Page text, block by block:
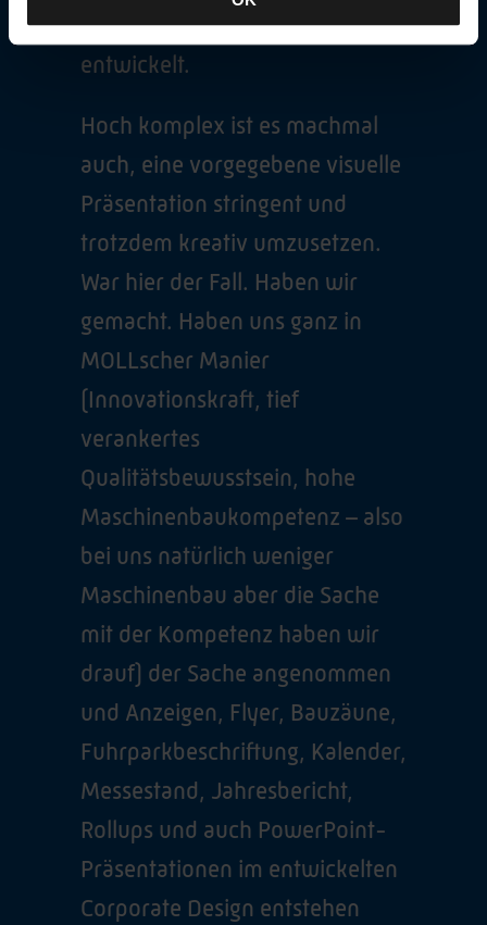
und Automatisierungslösungen
entwickelt.
Hoch komplex ist es machmal
auch, eine vorgegebene visuelle
Präsentation stringent und
trotzdem kreativ umzusetzen.
War hier der Fall. Haben wir
gemacht. Haben uns ganz in
MOLLscher Manier
(Innovationskraft, tief
verankertes
Qualitätsbewusstsein, hohe
Maschinenbaukompetenz – also
bei uns natürlich weniger
Maschinenbau aber die Sache
mit der Kompetenz haben wir
drauf) der Sache angenommen
und Anzeigen, Flyer, Bauzäune,
Fuhrparkbeschriftung, Kalender,
Messestand, Jahresbericht,
Rollups und auch PowerPoint-
Präsentationen im entwickelten
Corporate Design entstehen